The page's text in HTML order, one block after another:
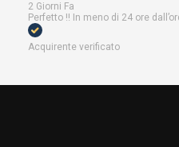
2 Giorni Fa
Perfetto !! In meno di 24 ore
Acquirente verificato